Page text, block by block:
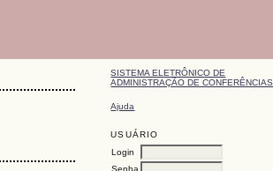
SISTEMA ELETRÔNICO DE
ADMINISTRAÇÃO DE CONFERÊNCIAS
Ajuda
USUÁRIO
Login
Senha